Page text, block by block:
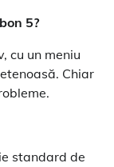
5?
cu un meniu
Chiar
standard de